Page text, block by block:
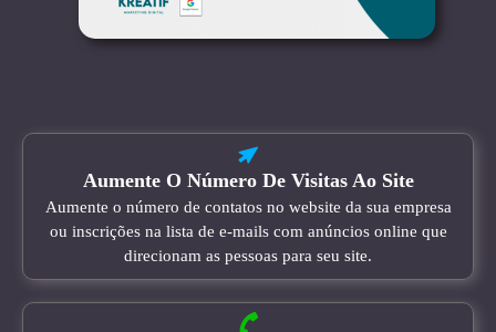
Aumente O Número De Visitas Ao Site
Aumente o número de contatos no website da sua empresa
ou inscrições na lista de e-mails com anúncios online que
direcionam as pessoas para seu site.